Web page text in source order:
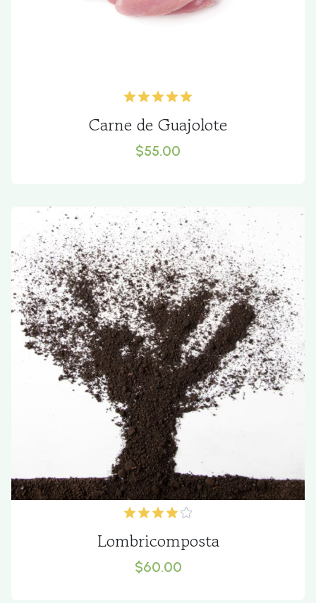
Carne de Guajolote
$55.00
Lombricomposta
$60.00